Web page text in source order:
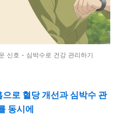
신호 - 심박수로 건강 관리하기
로 혈당 개선과 심박수 관
동시에